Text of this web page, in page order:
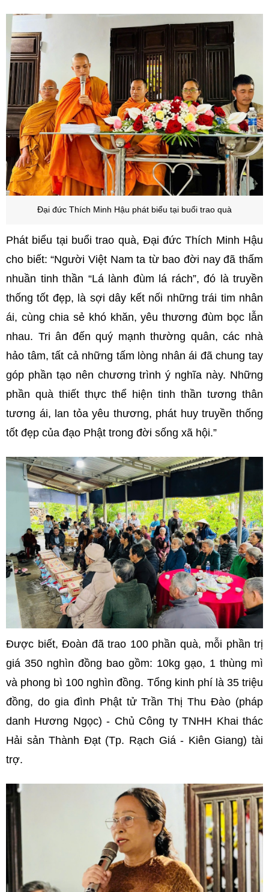
Đại đức Thích Minh Hậu phát biểu tại buổi trao quà
Phát biểu tại buổi trao quà, Đại đức Thích Minh Hậu
cho biết: “Người Việt Nam ta từ bao đời nay đã thấm
nhuần tinh thần “Lá lành đùm lá rách”, đó là truyền
thống tốt đẹp, là sợi dây kết nối những trái tim nhân
ái, cùng chia sẻ khó khăn, yêu thương đùm bọc lẫn
nhau. Tri ân đến quý mạnh thường quân, các nhà
hảo tâm, tất cả những tấm lòng nhân ái đã chung tay
góp phần tạo nên chương trình ý nghĩa này. Những
phần quà thiết thực thể hiện tinh thần tương thân
tương ái, lan tỏa yêu thương, phát huy truyền thống
tốt đẹp của đạo Phật trong đời sống xã hội.”
Được biết, Đoàn đã trao 100 phần quà, mỗi phần trị
giá 350 nghìn đồng bao gồm: 10kg gạo, 1 thùng mì
và phong bì 100 nghìn đồng. Tổng kinh phí là 35 triệu
đồng, do gia đình Phật tử Trần Thị Thu Đào (pháp
danh Hương Ngọc) - Chủ Công ty TNHH Khai thác
Hải sản Thành Đạt (Tp. Rạch Giá - Kiên Giang) tài
trợ.